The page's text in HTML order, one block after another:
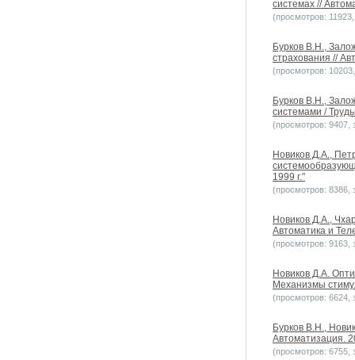
системах //
(просмотров:
Бурков В.Н.,
страхования //
(просмотров:
Бурков В.Н.,
системами /
(просмотров: 9407,
Новиков Д.А.,
1999 г."
(просмотров: 8386,
Новиков Д.А.,
Автоматика и
(просмотров: 9163,
Новиков Д.А.
Механизмы
(просмотров: 6624,
Бурков В.Н.,
Автоматизация.
(просмотров: 6755,